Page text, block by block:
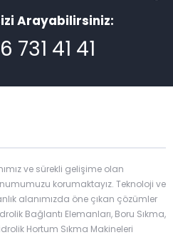
Arayabilirsiniz:
731 41 41
ve sürekli gelişime olan
korumaktayız. Teknoloji ve
alanımızda öne çıkan çözümler
Bağlantı Elemanları, Boru Sıkma,
Hortum Sıkma Makineleri